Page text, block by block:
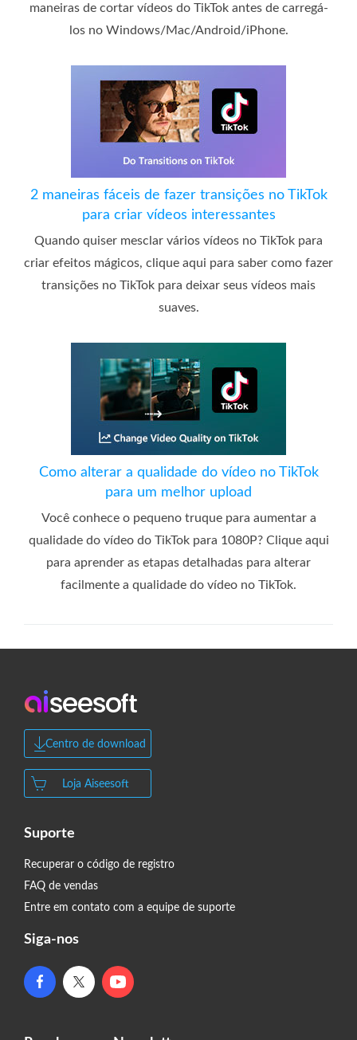
maneiras de cortar vídeos do TikTok antes de carregá-
los no Windows/Mac/Android/iPhone.
2 maneiras fáceis de fazer transições no TikTok
para criar vídeos interessantes
Quando quiser mesclar vários vídeos no TikTok para
criar efeitos mágicos, clique aqui para saber como fazer
transições no TikTok para deixar seus vídeos mais
suaves.
Como alterar a qualidade do vídeo no TikTok
para um melhor upload
Você conhece o pequeno truque para aumentar a
qualidade do vídeo do TikTok para 1080P? Clique aqui
para aprender as etapas detalhadas para alterar
facilmente a qualidade do vídeo no TikTok.
Centro de download
Loja Aiseesoft
Suporte
Recuperar o código de registro
FAQ de vendas
Entre em contato com a equipe de suporte
Siga-nos